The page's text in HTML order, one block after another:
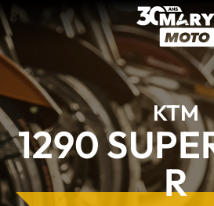
KTM
1290
R